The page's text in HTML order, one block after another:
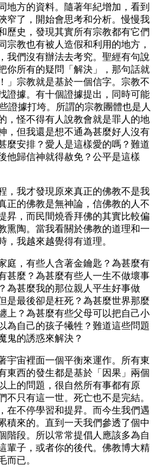
地方的資料。隨著年紀增加，看到
窄了，開始會思考和分析。慢慢我
歷史，發現其實所有宗教都有它們
宗教也有被人造假和利用的地方，
我們沒有辦法去考究。聖經有句說
你所有的疑問「解決」，那句話就
」宗教就是基於一個信字。宗教不
證據。有十個證據提出，同時可能
證據打垮。所謂的宗教團體也是人
，怪不得有人說教會就是罪人的地
，但我還是想不通為甚麼好人沒有
麼安排？愛人是這樣愛的嗎？難道
他歸信神就得赦免？公平是這樣
，我才發現原來真正的佛教不是我
正的佛教是無神論，信佛教的人不
昇，而民間燒香拜佛的其實比較偏
熏陶。當我看關於佛教的道理和一
，我越來越覺得有道理。
庭，有些人含著金鑰匙？為甚麼有
甚麼？為甚麼有些人一生不做壞事
為甚麼我的那位親人平生好事做
是最後卻是枉死？為甚麼世界那麼
上？為甚麼有些父母可以把自己小
為自己的孩子犧牲？難道這些問題
鬼的誘惑來解決？
宇宙裡面一個平衡來運作。所有東
東西的發生都是基於「因果」兩個
上的問題，很自然所有事都有原
不只有這一世。死亡也不是完結。
在不停學習和提昇。而今生我們遇
積來的。直到一天我們參透了個中
階段。所以常常提倡人應該多為自
輩子，或者你的後代。佛教博大精
而已。